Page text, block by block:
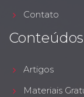
Contato
Conteúdos
Artigos
Materiais